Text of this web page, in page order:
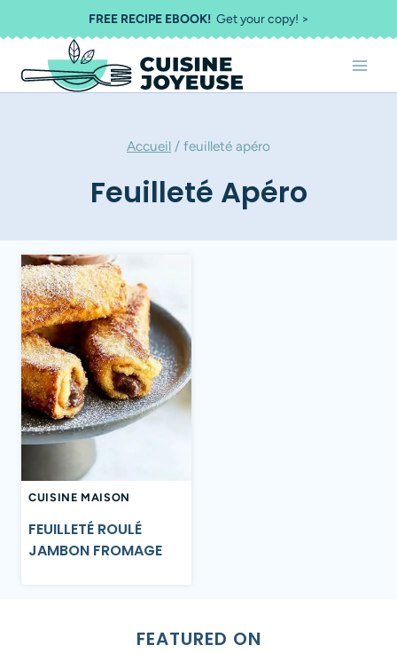
au
contenu
FREE RECIPE EBOOK!Get your copy! >
Accueil / feuilleté apéro
Feuilleté Apéro
CUISINE MAISON
FEUILLETÉ ROULÉ
JAMBON FROMAGE
FEATURED ON